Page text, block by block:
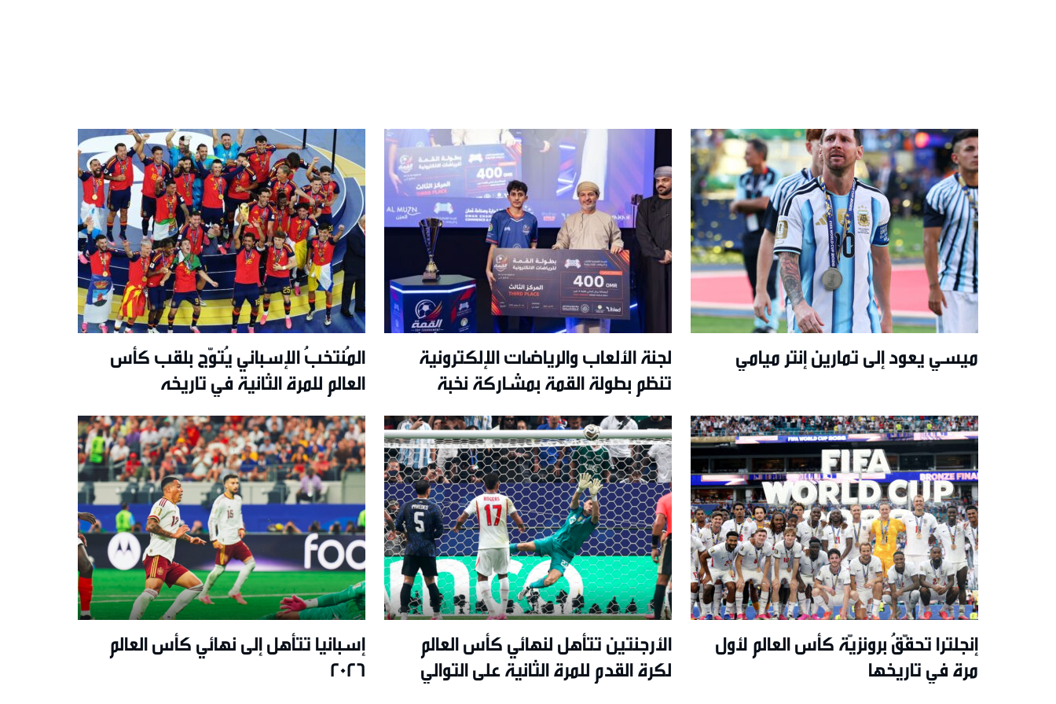
ميسي يعود إلى تمارين إنتر ميامي
لجنة الألعاب والرياضات الإلكترونية
تنظم بطولة القمة بمشاركة نخبة
المُنتخبُ الإسباني يُتوّج بلقب كأس
العالم للمرة الثانية في تاريخه
إنجلترا تحقّقُ برونزيّة كأس العالم لأول
مرة في تاريخها
الأرجنتين تتأهل لنهائي كأس العالم
لكرة القدم للمرة الثانية على التوالي
إسبانيا تتأهل إلى نهائي كأس العالم
2026